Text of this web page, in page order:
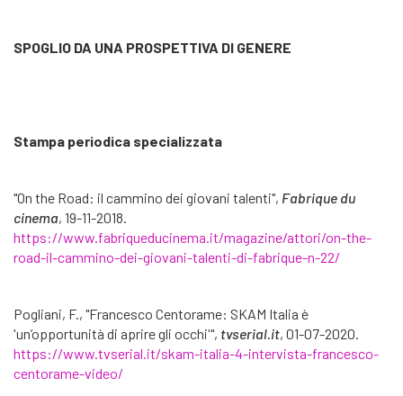
SPOGLIO DA UNA PROSPETTIVA DI GENERE
Stampa periodica specializzata
"On the Road: il cammino dei giovani talenti", Fabrique du
cinema, 19-11-2018.
https://www.fabriqueducinema.it/magazine/attori/on-the-
road-il-cammino-dei-giovani-talenti-di-fabrique-n-22/
Pogliani, F., "Francesco Centorame: SKAM Italia è
'un’opportunità di aprire gli occhi'", tvserial.it, 01-07-2020.
https://www.tvserial.it/skam-italia-4-intervista-francesco-
centorame-video/